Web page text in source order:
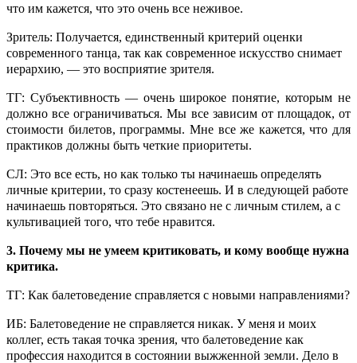
что им кажется, что это очень все неживое.
Зритель: Получается, единственный критерий оценки
современного танца, так как современное искусство снимает
иерархию, — это восприятие зрителя.
ТГ: Субъективность — очень широкое понятие, которым не
должно все ограничиваться. Мы все зависим от площадок, от
стоимости билетов, программы. Мне все же кажется, что для
практиков должны быть четкие приоритеты.
СЛ: Это все есть, но как только ты начинаешь определять
личные критерии, то сразу костенеешь. И в следующей работе
начинаешь повторяться. Это связано не с личным стилем, а с
культивацией того, что тебе нравится.
3. Почему мы не умеем критиковать, и кому вообще нужна
критика.
ТГ: Как балетоведение справляется с новыми направлениями?
ИБ: Балетоведение не справляется никак. У меня и моих
коллег, есть такая точка зрения, что балетоведение как
профессия находится в состоянии выжженной земли. Дело в